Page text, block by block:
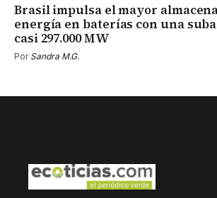
Brasil impulsa el mayor
energía en baterías con una
casi 297.000 MW
Por Sandra M.G.